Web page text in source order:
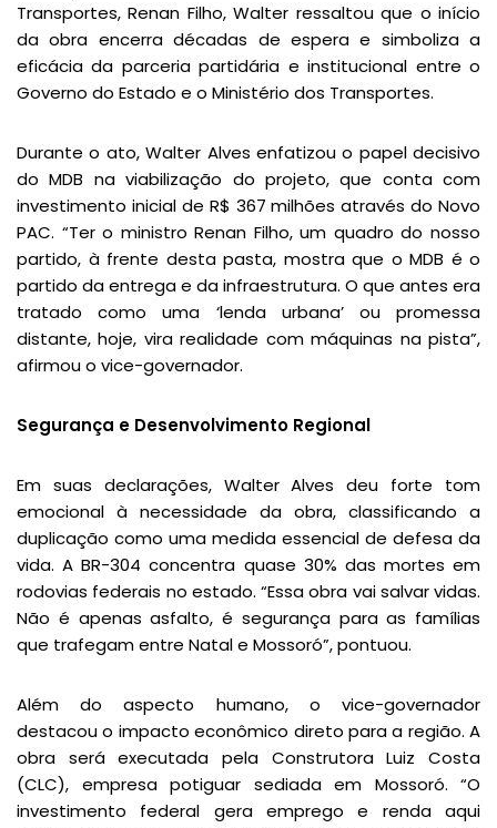
Transportes, Renan Filho, Walter ressaltou que o início
da obra encerra décadas de espera e simboliza a
eficácia da parceria partidária e institucional entre o
Governo do Estado e o Ministério dos Transportes.
Durante o ato, Walter Alves enfatizou o papel decisivo
do MDB na viabilização do projeto, que conta com
investimento inicial de R$ 367 milhões através do Novo
PAC. “Ter o ministro Renan Filho, um quadro do nosso
partido, à frente desta pasta, mostra que o MDB é o
partido da entrega e da infraestrutura. O que antes era
tratado como uma ‘lenda urbana’ ou promessa
distante, hoje, vira realidade com máquinas na pista”,
afirmou o vice-governador.
Segurança e Desenvolvimento Regional
Em suas declarações, Walter Alves deu forte tom
emocional à necessidade da obra, classificando a
duplicação como uma medida essencial de defesa da
vida. A BR-304 concentra quase 30% das mortes em
rodovias federais no estado. “Essa obra vai salvar vidas.
Não é apenas asfalto, é segurança para as famílias
que trafegam entre Natal e Mossoró”, pontuou.
Além do aspecto humano, o vice-governador
destacou o impacto econômico direto para a região. A
obra será executada pela Construtora Luiz Costa
(CLC), empresa potiguar sediada em Mossoró. “O
investimento federal gera emprego e renda aqui